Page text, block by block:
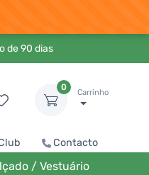
de 90 dias
0
Carrinho
Contacto
/ Vestuário